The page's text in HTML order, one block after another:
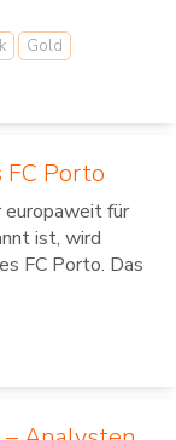
Gold
Porto
europaweit für
ist, wird
FC Porto. Das